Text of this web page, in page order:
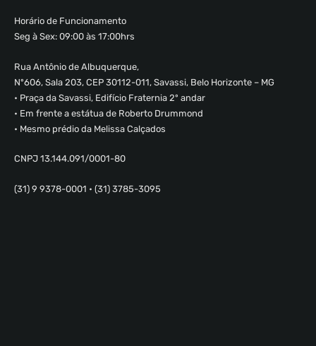
Horário de Funcionamento
Seg à Sex: 09:00 às 17:00hrs
Rua Antônio de Albuquerque,
Nº606, Sala 203, CEP 30112-011, Savassi, Belo Horizonte – MG
• Praça da Savassi, Edifício Fraternia 2º andar
• Em frente a estátua de Roberto Drummond
• Mesmo prédio da Melissa Calçados
CNPJ 13.144.091/0001-80
(31) 9 9378-0001 • (31) 3785-3095